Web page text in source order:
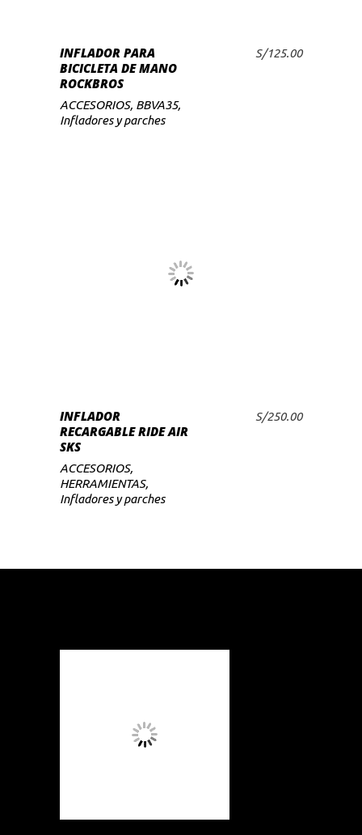
INFLADOR PARA
BICICLETA DE MANO
ROCKBROS
S/125.00
ACCESORIOS, BBVA35,
Infladores y parches
AÑADIR AL CARRITO
INFLADOR
RECARGABLE RIDE AIR
SKS
S/250.00
ACCESORIOS,
HERRAMIENTAS,
Infladores y parches